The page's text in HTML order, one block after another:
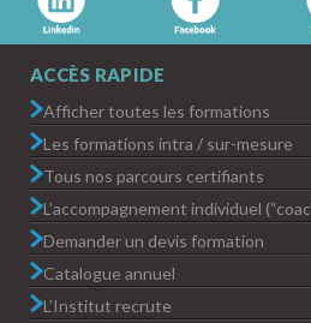
ACCÈS RAPIDE
Afficher toutes les formations
Les formations intra / sur-mesure
Tous nos parcours certifiants
L’accompagnement individuel
Demander un devis formation
Catalogue annuel
L’Institut recrute